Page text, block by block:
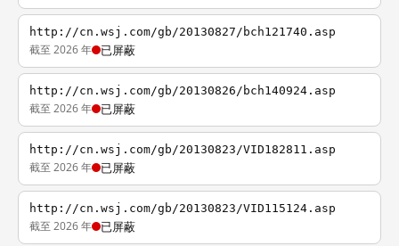
http://cn.wsj.com/gb/20130827/bch121740.asp
截至 2026 年 已屏蔽
http://cn.wsj.com/gb/20130826/bch140924.asp
截至 2026 年 已屏蔽
http://cn.wsj.com/gb/20130823/VID182811.asp
截至 2026 年 已屏蔽
http://cn.wsj.com/gb/20130823/VID115124.asp
截至 2026 年 已屏蔽